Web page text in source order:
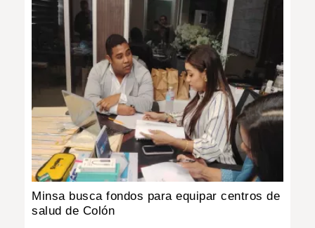
Minsa busca fondos para equipar centros de
salud de Colón